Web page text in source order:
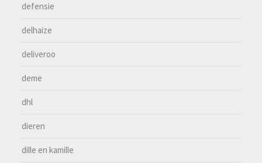
defensie
delhaize
deliveroo
deme
dhl
dieren
dille en kamille